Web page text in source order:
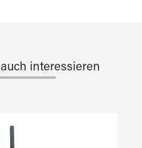
interessieren